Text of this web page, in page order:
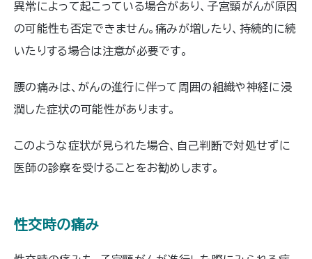
異常によって起こっている場合があり、子宮頸がんが原因
の可能性も否定できません。痛みが増したり、持続的に続
いたりする場合は注意が必要です。
腰の痛みは、がんの進行に伴って周囲の組織や神経に浸
潤した症状の可能性があります。
このような症状が見られた場合、自己判断で対処せずに
医師の診察を受けることをお勧めします。
性交時の痛み